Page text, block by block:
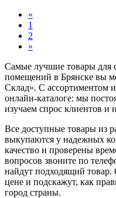
«
1
2
»
Самые лучшие товары для
помещений в Брянске вы
Склад». С ассортиментом
онлайн-каталоге: мы
изучаем спрос клиентов
Все доступные товары из
выкупаются у надежных
качество и проверены
вопросов звоните по
найдут подходящий
цене и подскажут, как
город страны.